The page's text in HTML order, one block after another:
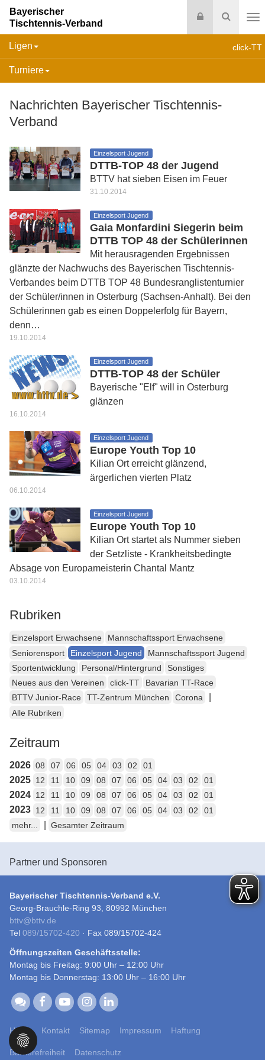
Suche
Login
Bayerischer
Tischtennis-Verband
click-TT
Ligen
Turniere
Nachrichten Bayerischer Tischtennis-
Verband
Einzelsport Jugend
DTTB-TOP 48 der Jugend
BTTV hat sieben Eisen im Feuer
31.10.2014
Einzelsport Jugend
Gaia Monfardini Siegerin beim
DTTB TOP 48 der Schülerinnen
Mit herausragenden Ergebnissen
glänzte der Nachwuchs des Bayerischen Tischtennis-
Verbandes beim DTTB TOP 48 Bundesranglistenturnier
der Schüler/innen in Osterburg (Sachsen-Anhalt). Bei den
Schülerinnen gab es einen Doppelerfolg für Bayern,
denn…
19.10.2014
Einzelsport Jugend
DTTB-TOP 48 der Schüler
Bayerische "Elf" will in Osterburg
glänzen
16.10.2014
Einzelsport Jugend
Europe Youth Top 10
Kilian Ort erreicht glänzend,
ärgerlichen vierten Platz
06.10.2014
Einzelsport Jugend
Europe Youth Top 10
Kilian Ort startet als Nummer sieben
der Setzliste - Krankheitsbedingte
Absage von Europameisterin Chantal Mantz
03.10.2014
Rubriken
Einzelsport Erwachsene
Mannschaftssport Erwachsene
Seniorensport
Einzelsport Jugend
Mannschaftssport Jugend
Sportentwicklung
Personal/Hintergrund
Sonstiges
Neues aus den Vereinen
click-TT
Bavarian TT-Race
BTTV Junior-Race
TT-Zentrum München Corona
Alle Rubriken
Zeitraum
2026 08 07 06 05 04 03 02 01
2025 12 11 10 09 08 07 06 05 04 03 02 01
2024 12 11 10 09 08 07 06 05 04 03 02 01
2023 12 11 10 09 08 07 06 05 04 03 02
01
mehr...
Gesamter Zeitraum
Partner und Sponsoren
Bayerischer Tischtennis-Verband e.V.
Georg-Brauchle-Ring 93, 80992 München
bttv@bttv.de
Tel 089/15702-420 · Fax 089/15702-424
Öffnungszeiten Geschäftsstelle:
Montag bis Freitag: 9:00 Uhr – 12:00 Uhr
Montag bis Donnerstag: 13:00 Uhr – 16:00 Uhr
Home Kontakt Sitemap Impressum Haftung
Barrierefreiheit Datenschutz